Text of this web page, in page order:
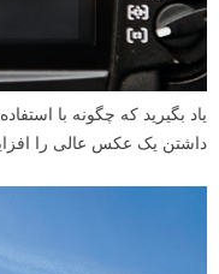
یاد بگیرید که چگونه با
داشتن یک عکس عالی را